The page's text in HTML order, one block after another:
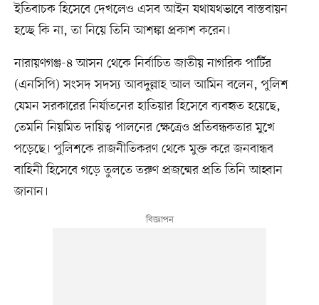
ইতিবাচক হিসেবে দেখলেও এসব আইন যথাযথভাবে বাস্তবায়ন
হচ্ছে কি না, তা নিয়ে তিনি আশঙ্কা প্রকাশ করেন।
নারায়ণগঞ্জ-৪ আসন থেকে নির্বাচিত জাতীয় নাগরিক পার্টির
(এনসিপি) সংসদ সদস্য আবদুল্লাহ আল আমিন বলেন, পুলিশ
যেমন সরকারের নির্যাতনের হাতিয়ার হিসেবে ব্যবহৃত হয়েছে,
তেমনি নিয়মিত দায়িত্ব পালনের ক্ষেত্রেও প্রতিবন্ধকতার মুখে
পড়েছে। পুলিশকে রাজনীতিকরণ থেকে মুক্ত করে জনবান্ধব
বাহিনী হিসেবে গড়ে তুলতে তরুণ প্রজন্মের প্রতি তিনি আহ্বান
জানান।